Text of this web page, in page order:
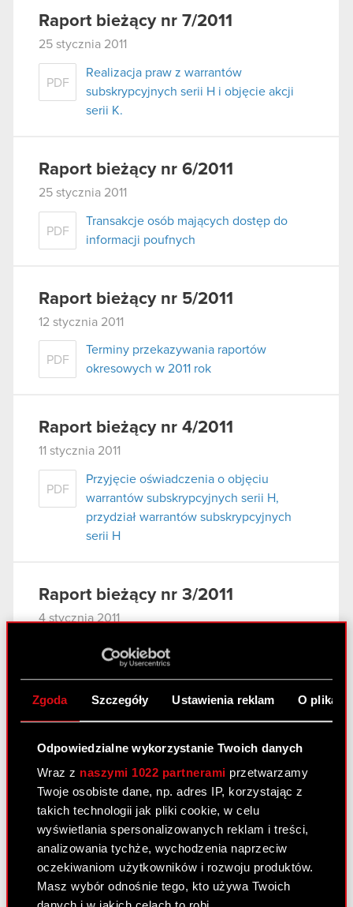
Zgoda Szczegóły Ustawienia reklam O
Odpowiedzialne wykorzystanie Twoich danych
Wraz z naszymi 1022 partnerami przetwarzamy
Twoje osobiste dane, np. adres IP, korzystając z
takich technologii jak pliki cookie, w celu
wyświetlania spersonalizowanych reklam i treści,
analizowania tychże, wychodzenia naprzeciw
oczekiwaniom użytkowników i rozwoju produktów.
Masz wybór odnośnie tego, kto używa Twoich
Raport bieżący nr 7/2011
25 stycznia 2011
PDF
Realizacja praw z warrantów
subskrypcyjnych serii H i objęcie akcji
serii K.
Raport bieżący nr 6/2011
25 stycznia 2011
PDF
Transakcje osób mających dostęp do
informacji poufnych
Raport bieżący nr 5/2011
12 stycznia 2011
PDF
Terminy przekazywania raportów
okresowych w 2011 rok
Raport bieżący nr 4/2011
11 stycznia 2011
PDF
Przyjęcie oświadczenia o objęciu
warrantów subskrypcyjnych serii H,
przydział warrantów subskrypcyjnych
serii H
Raport bieżący nr 3/2011
4 stycznia 2011
Odwołanie prokury samoistnej i
ustanowienie prokur łącznych
Raport bieżący nr 2/2011
3 stycznia 2011
PDF
Rejestracja połączenia Optimus S.A. ze
spółką zależną CDP Investment sp. z
o.o., zmian w Statucie Spółki oraz
warunkowego podwyższenia kapitału
zakładowego Spółki.
PDF Załącznik